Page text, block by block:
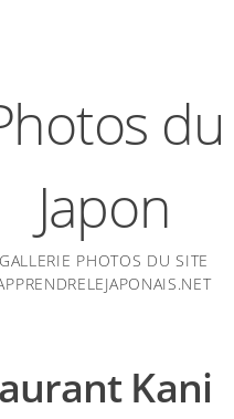
du
Japon
GALLERIE PHOTOS DU SITE
Kani